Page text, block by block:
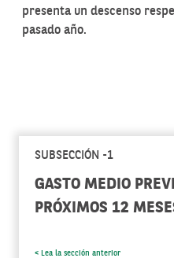
presenta un descenso
pasado año.
SUBSECCIÓN -1
GASTO MEDIO
PRÓXIMOS 12
< Lea la sección anterior